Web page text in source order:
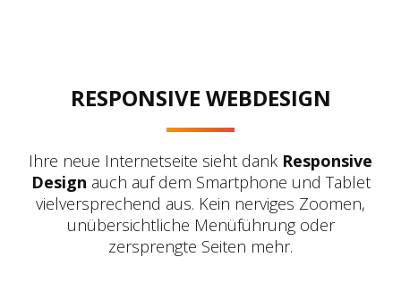
RESPONSIVE WEBDESIGN
Ihre neue Internetseite sieht dank Responsive
Design auch auf dem Smartphone und Tablet
vielversprechend aus. Kein nerviges Zoomen,
unübersichtliche Menüführung oder
zersprengte Seiten mehr.